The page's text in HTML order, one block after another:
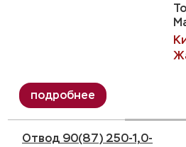
Отвод 90(87) 250-1,0-